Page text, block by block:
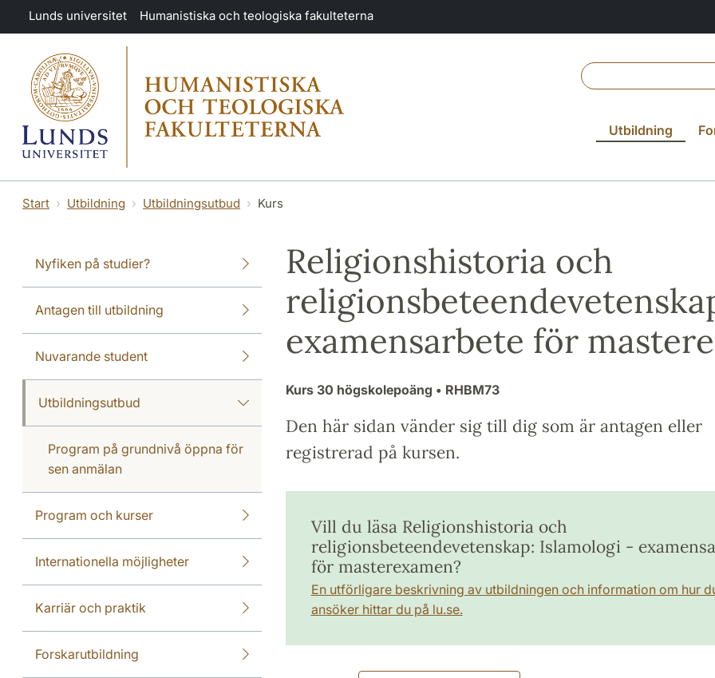
Hoppa till huvudinnehåll
Lunds universitet Humanistiska och teologiska fakulteterna
Utbildning
Start Utbildning Utbildningsutbud Kurs
Nyfiken på studier?
Antagen till utbildning
Nuvarande student
Utbildningsutbud
Program på grundnivå öppna för
sen anmälan
Program och kurser
Internationella möjligheter
Karriär och praktik
Forskarutbildning
Religionshistoria och
examensarbete för
Kurs 30 högskolepoäng • RHBM73
Den här sidan vänder sig till dig som är antagen eller
registrerad på kursen.
Vill du läsa Religionshistoria och
religionsbeteendevetenskap: Islamologi -
för masterexamen?
En utförligare beskrivning av utbildningen och information om hur
ansöker hittar du på lu.se.